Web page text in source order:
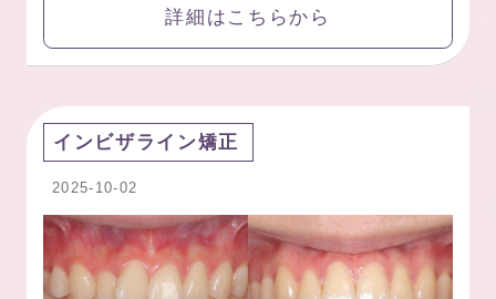
詳細はこちらから
インビザライン矯正
2025-10-02